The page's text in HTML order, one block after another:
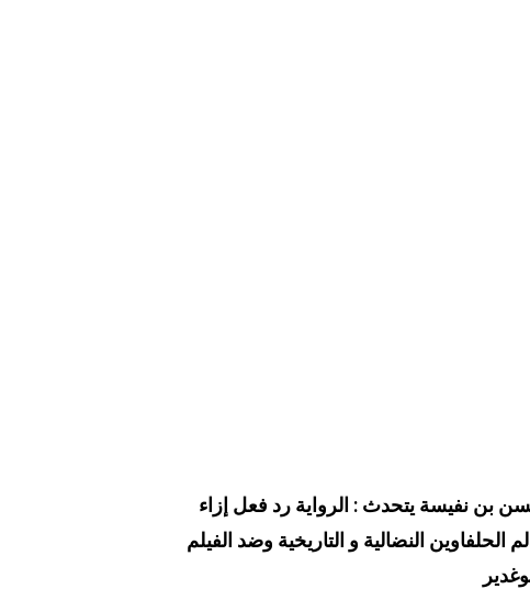
بن نفيسة يتحدث : الرواية رد فعل إزاء
النضالية و التاريخية وضد الفيلم